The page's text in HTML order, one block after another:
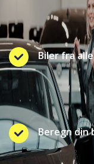
Biler fra
Beregn